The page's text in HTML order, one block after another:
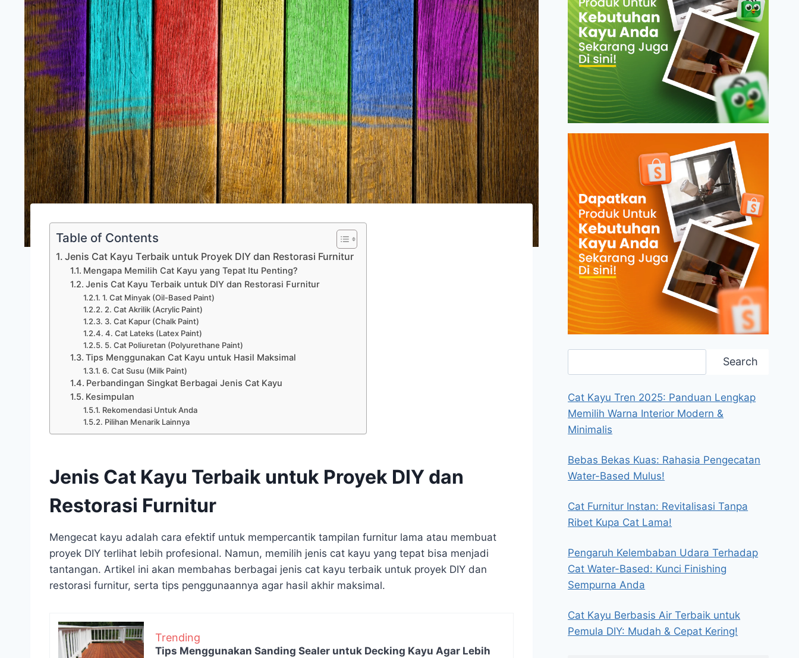
Table of Contents
Jenis Cat Kayu Terbaik untuk Proyek DIY dan Restorasi Furnitur
Mengapa Memilih Cat Kayu yang Tepat Itu Penting?
Jenis Cat Kayu Terbaik untuk DIY dan Restorasi Furnitur
1. Cat Minyak (Oil-Based Paint)
2. Cat Akrilik (Acrylic Paint)
3. Cat Kapur (Chalk Paint)
4. Cat Lateks (Latex Paint)
5. Cat Poliuretan (Polyurethane Paint)
Tips Menggunakan Cat Kayu untuk Hasil Maksimal
6. Cat Susu (Milk Paint)
Perbandingan Singkat Berbagai Jenis Cat Kayu
Kesimpulan
Rekomendasi Untuk Anda
Pilihan Menarik Lainnya
Jenis Cat Kayu Terbaik untuk Proyek DIY dan
Restorasi Furnitur
Mengecat kayu adalah cara efektif untuk mempercantik tampilan furnitur lama atau membuat
proyek DIY terlihat lebih profesional. Namun, memilih jenis cat kayu yang tepat bisa menjadi
tantangan. Artikel ini akan membahas berbagai jenis cat kayu terbaik untuk proyek DIY dan
restorasi furnitur, serta tips penggunaannya agar hasil akhir maksimal.
Trending
Tips Menggunakan Sanding Sealer untuk Decking Kayu Agar Lebih
Search
Cat Kayu Tren 2025: Panduan Lengkap
Memilih Warna Interior Modern &
Minimalis
Bebas Bekas Kuas: Rahasia Pengecatan
Water-Based Mulus!
Cat Furnitur Instan: Revitalisasi Tanpa
Ribet Kupa Cat Lama!
Pengaruh Kelembaban Udara Terhadap
Cat Water-Based: Kunci Finishing
Sempurna Anda
Cat Kayu Berbasis Air Terbaik untuk
Pemula DIY: Mudah & Cepat Kering!